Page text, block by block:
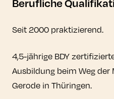
Seit 2000 praktizierend.
4,5-jährige BDY
Ausbildung beim Weg der
Gerode in Thüringen.